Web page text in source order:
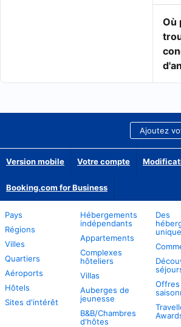
Où
Ajoutez
Version mobile Votre compte
Booking.com for Business
Pays
Régions
Villes
Quartiers
Aéroports
Hôtels
Sites d'intérêt
Hébergements
indépendants
Appartements
Complexes
hôteliers
Villas
Auberges de
jeunesse
B&B/Chambres
d'hôtes
Des
Offres